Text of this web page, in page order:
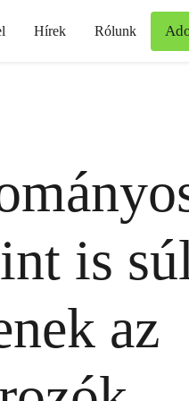
Hírek Rólunk
is
az